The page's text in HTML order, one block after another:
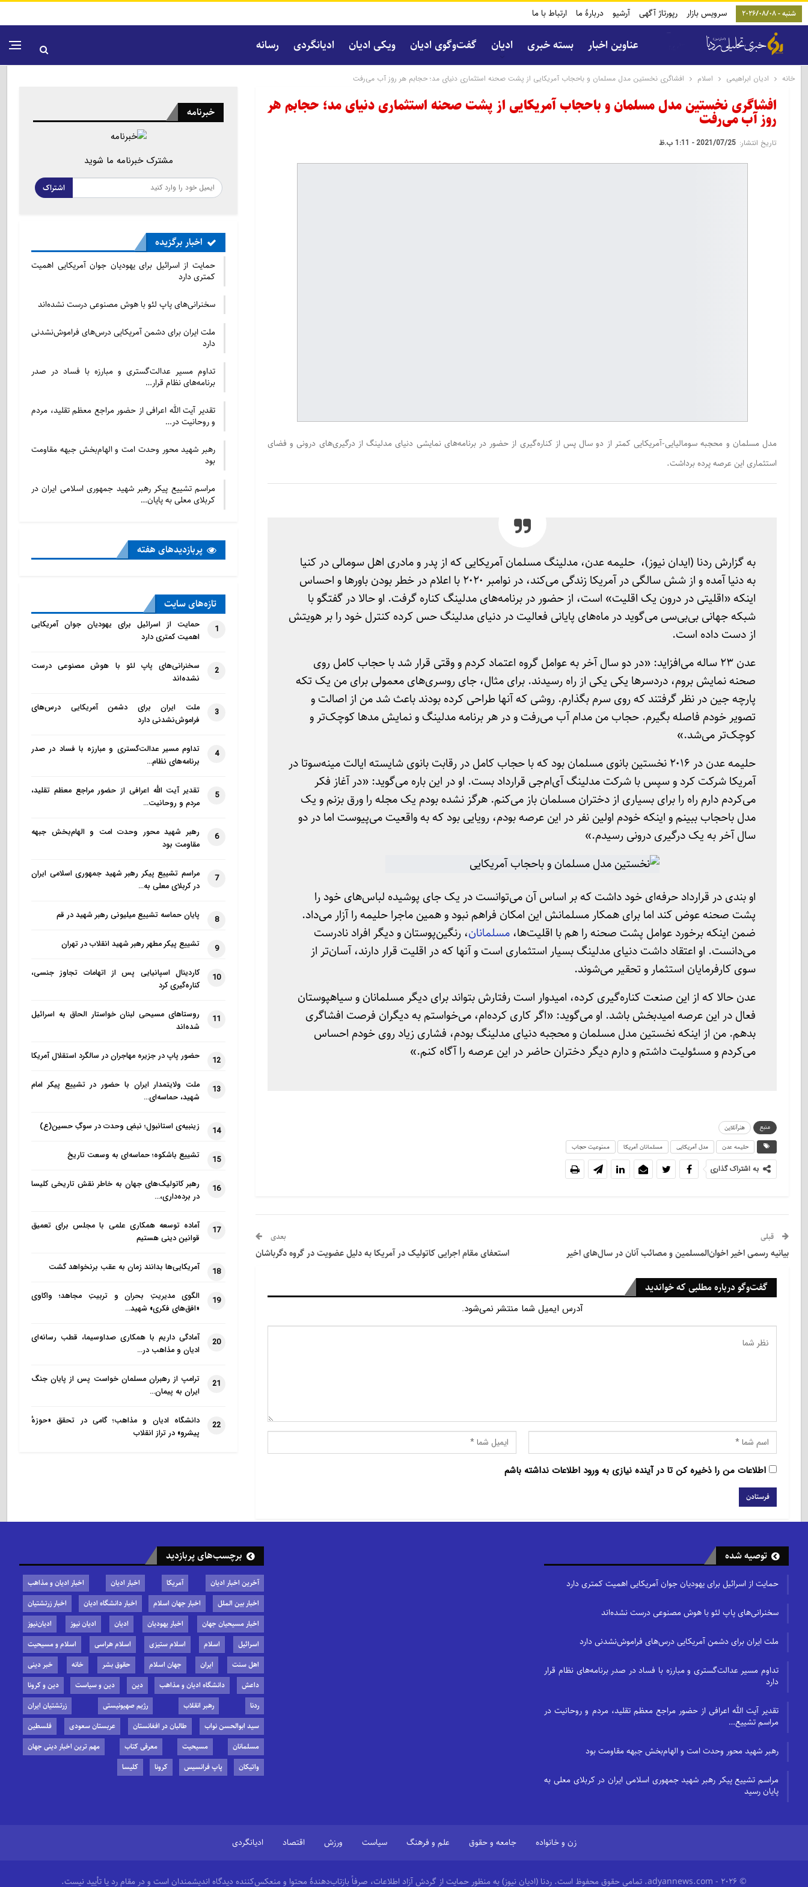
شنبه - 2026/08/08 سرویس بازار رپورتاژ آگهی آرشیو دربارۀ ما ارتباط با ما
عناوین اخبار بسته خبری ادیان گفت‌و‌گوی ادیان ویکی ادیان ادیانگردی رسانه
خانه ادیان ابراهیمی اسلام افشاگری نخستین مدل مسلمان و باحجاب آمریکایی از پشت صحنه استثماری دنیای مد؛ حجابم هر روز آب می‌رفت
افشاگری نخستین مدل مسلمان و باحجاب آمریکایی از پشت صحنه استثماری دنیای مد؛ حجابم هر
روز آب می‌رفت
تاریخ انتشار: 2021/07/25 - 1:11 ب.ظ
مدل مسلمان و محجبه سومالیایی-آمریکایی کمتر از دو سال پس از کناره‌گیری از حضور در برنامه‌های نمایشی دنیای مدلینگ از درگیری‌های درونی و فضای
استثماری این عرصه پرده برداشت.
به گزارش ردنا (ایدان نیوز)، حلیمه عدن، مدلینگ مسلمان آمریکایی که از پدر و مادری اهل سومالی در کنیا
به دنیا آمده و از شش سالگی در آمریکا زندگی می‌کند، در نوامبر ۲۰۲۰ با اعلام در خطر بودن باورها و احساس
اینکه «اقلیتی در درون یک اقلیت» است، از حضور در برنامه‌های مدلینگ کناره گرفت. او حالا در گفتگو با
شبکه جهانی بی‌بی‌سی می‌گوید در ماه‌های پایانی فعالیت در دنیای مدلینگ حس کرده کنترل خود را بر هویتش
از دست داده است.
عدن ۲۳ ساله می‌افزاید: «در دو سال آخر به عوامل گروه اعتماد کردم و وقتی قرار شد با حجاب کامل روی
صحنه نمایش بروم، دردسرها یکی یکی از راه رسیدند. برای مثال، جای روسری‌های معمولی برای من یک تکه
پارچه جین در نظر گرفتند که روی سرم بگذارم. روشی که آنها طراحی کرده بودند باعث شد من از اصالت و
تصویر خودم فاصله بگیرم. حجاب من مدام آب می‌رفت و در هر برنامه مدلینگ و نمایش مدها کوچک‌تر و
کوچک‌تر می‌شد.»
حلیمه عدن در ۲۰۱۶ نخستین بانوی مسلمان بود که با حجاب کامل در رقابت بانوی شایسته ایالت مینه‌سوتا در
آمریکا شرکت کرد و سپس با شرکت مدلینگ آی‌ام‌جی قرارداد بست. او در این باره می‌گوید: «در آغاز فکر
می‌کردم دارم راه را برای بسیاری از دختران مسلمان باز می‌کنم. هرگز نشده بودم یک مجله را ورق بزنم و یک
مدل باحجاب ببینم و اینکه خودم اولین نفر در این عرصه بودم، رویایی بود که به واقعیت می‌پیوست اما در دو
سال آخر به یک درگیری درونی رسیدم.»
او بندی در قرارداد حرفه‌ای خود داشت که بر اساس آن می‌توانست در یک جای پوشیده لباس‌های خود را
پشت صحنه عوض کند اما برای همکار مسلمانش این امکان فراهم نبود و همین ماجرا حلیمه را آزار می‌داد.
ضمن اینکه برخورد عوامل پشت صحنه را هم با اقلیت‌ها، مسلمانان، رنگین‌پوستان و دیگر افراد نادرست
می‌دانست. او اعتقاد داشت دنیای مدلینگ بسیار استثماری است و آنها که در اقلیت قرار دارند، آسان‌تر از
سوی کارفرمایان استثمار و تحقیر می‌شوند.
عدن حالا که از این صنعت کناره‌گیری کرده، امیدوار است رفتارش بتواند برای دیگر مسلمانان و سیاهپوستان
فعال در این عرصه امیدبخش باشد. او می‌گوید: «اگر کاری کرده‌ام، می‌خواستم به دیگران فرصت افشاگری
بدهم. من از اینکه نخستین مدل مسلمان و محجبه دنیای مدلینگ بودم، فشاری زیاد روی خودم احساس
می‌کردم و مسئولیت داشتم و دارم دیگر دختران حاضر در این عرصه را آگاه کنم.»
منبع
هنرآنلاین
حلیمه عدن
مدل آمریکایی مسلمانان آمریکا ممنوعیت حجاب
به اشتراک گذاری
قبلی
بیانیه رسمی اخیر اخوان‌المسلمین و مصائب آنان در سال‌های اخیر
بعدی
استعفای مقام اجرایی کاتولیک در آمریکا به دلیل عضویت در گروه دگرباشان
گفت‌وگو درباره مطلبی که خواندید
آدرس ایمیل شما منتشر نمی‌شود.
اطلاعات من را ذخیره کن تا در آینده نیازی به ورود اطلاعات نداشته باشم
خبرنامه
مشترک خبرنامه ما شوید
اشتراک
اخبار برگزیده
حمایت از اسرائیل برای یهودیان جوان آمریکایی اهمیت
کمتری دارد
سخنرانی‌های پاپ لئو با هوش مصنوعی درست نشده‌اند
ملت ایران برای دشمن آمریکایی درس‌های فراموش‌نشدنی
دارد
تداوم مسیر عدالت‌گستری و مبارزه با فساد در صدر
برنامه‌های نظام قرار…
تقدیر آیت الله اعرافی از حضور مراجع معظم تقلید، مردم
و روحانیت در…
رهبر شهید محور وحدت امت و الهام‌بخش جبهه مقاومت
بود
مراسم تشییع پیکر رهبر شهید جمهوری اسلامی ایران در
کربلای معلی به پایان…
پربازدید‌های هفته
تازه‌‌های سایت
1
حمایت از اسرائیل برای یهودیان جوان آمریکایی
اهمیت کمتری دارد
2
سخنرانی‌های پاپ لئو با هوش مصنوعی درست
نشده‌اند
3
ملت ایران برای دشمن آمریکایی درس‌های
فراموش‌نشدنی دارد
4
تداوم مسیر عدالت‌گستری و مبارزه با فساد در صدر
برنامه‌های نظام…
5
تقدیر آیت الله اعرافی از حضور مراجع معظم تقلید،
مردم و روحانیت…
6
رهبر شهید محور وحدت امت و الهام‌بخش جبهه
مقاومت بود
7
مراسم تشییع پیکر رهبر شهید جمهوری اسلامی ایران
در کربلای معلی به…
8 پایان حماسه تشییع میلیونی رهبر شهید در قم
9 تشییع پیکر مطهر رهبر شهید انقلاب در تهران
10
کاردینال اسپانیایی پس از اتهامات تجاوز جنسی،
کناره‌گیری کرد
11
روستاهای مسیحی لبنان خواستار الحاق به اسرائیل
شده‌اند
12 حضور پاپ در جزیره مهاجران در سالگرد استقلال آمریکا
13
ملت ولایتمدار ایران با حضور در تشییع پیکر امام
شهید، حماسه‌ای…
14 زینبیه‌ی استانبول؛ نبضِ وحدت در سوگِ حسین(ع)
15 تشییع باشکوه؛ حماسه‌ای به وسعت تاریخ
16
رهبر کاتولیک‌های جهان به خاطر نقش تاریخی کلیسا
در برده‌داری،…
17
آماده توسعه همکاری علمی با مجلس برای تعمیق
قوانین دینی هستیم
18 آمریکایی‌ها بدانند زمان به عقب برنخواهد گشت
19
الگوی مدیریتِ بحران و تربیتِ مجاهد؛ واکاوی
«افق‌های فکری» شهید…
20
آمادگی داریم با همکاری صداوسیما، قطب رسانه‌ای
ادیان و مذاهب در…
21
ترامپ از رهبران مسلمان خواست پس از پایان جنگ
ایران به پیمان…
22
دانشگاه ادیان و مذاهب؛ گامی در تحقق «حوزهٔ
پیشرو» در تراز انقلاب
توصیه شده
حمایت از اسرائیل برای یهودیان جوان آمریکایی اهمیت کمتری دارد
سخنرانی‌های پاپ لئو با هوش مصنوعی درست نشده‌اند
ملت ایران برای دشمن آمریکایی درس‌های فراموش‌نشدنی دارد
تداوم مسیر عدالت‌گستری و مبارزه با فساد در صدر برنامه‌های نظام قرار
دارد
تقدیر آیت الله اعرافی از حضور مراجع معظم تقلید، مردم و روحانیت در
مراسم تشییع…
رهبر شهید محور وحدت امت و الهام‌بخش جبهه مقاومت بود
مراسم تشییع پیکر رهبر شهید جمهوری اسلامی ایران در کربلای معلی به
پایان رسید
برچسب‌های پربازدید
آخرین اخبار ادیان آمریکا اخبار ادیان
اخبار ادیان و مذاهب
اخبار بین الملل
اخبار جهان اسلام اخبار دانشگاه ادیان
اخبار زرتشتیان
اخبار مسیحیان جهان
اخبار یهودیان ادیان ادیان نیوز
ادیان‌نیوز
اسرائیل
اسلام اسلام ستیزی اسلام هراسی
اسلام و مسیحیت
اهل سنت
ایران جهان اسلام حقوق بشر خانه
خبر دینی
داعش
دانشگاه ادیان و مذاهب دین دین و سیاست
دین و کرونا
ردنا
رهبر انقلاب رژیم صهیونیستی
زرتشتیان ایران
سید ابوالحسن نواب
طالبان در افغانستان عربستان سعودی
فلسطین
مسلمانان
مسیحیت معرفی کتاب
مهم ترین اخبار دینی جهان
واتیکان
پاپ فرانسیس کرونا کلیسا
زن و خانواده جامعه و حقوق علم و فرهنگ سیاست ورزش اقتصاد ادیانگردی
© 2026 - adyannews.com. تمامی حقوق محفوظ است. ردنا (ادیان نیوز) به منظور حمایت از گردش آزاد اطلاعات، صرفاً بازتاب‌دهندهٔ محتوا و منعکس‌کننده دیدگاه اندیشمندان است و در مقام رد یا تأیید نیست.